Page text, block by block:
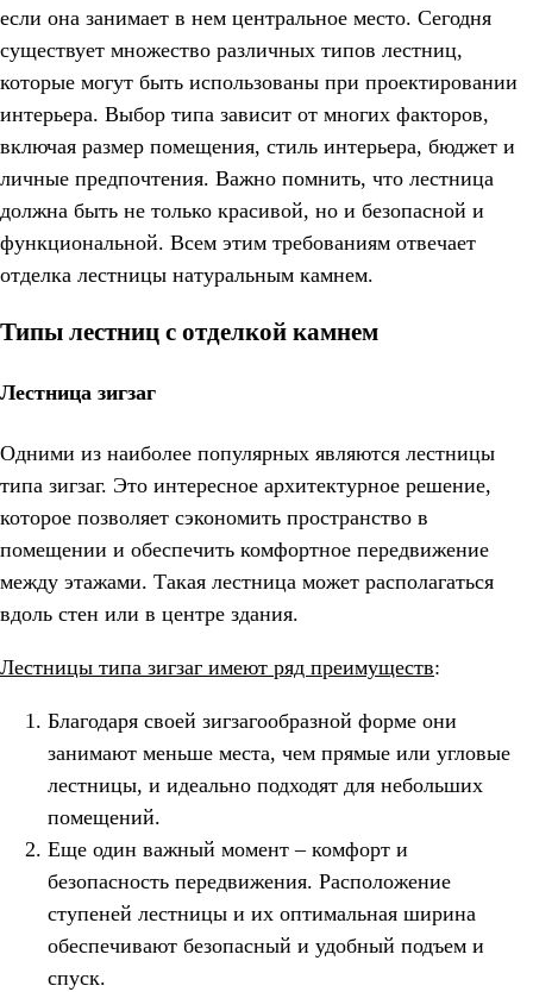
если она занимает в нем центральное место. Сегодня
существует множество различных типов лестниц,
которые могут быть использованы при проектировании
интерьера. Выбор типа зависит от многих факторов,
включая размер помещения, стиль интерьера, бюджет и
личные предпочтения. Важно помнить, что лестница
должна быть не только красивой, но и безопасной и
функциональной. Всем этим требованиям отвечает
отделка лестницы натуральным камнем.
Типы лестниц с отделкой камнем
Лестница зигзаг
Одними из наиболее популярных являются лестницы
типа зигзаг. Это интересное архитектурное решение,
которое позволяет сэкономить пространство в
помещении и обеспечить комфортное передвижение
между этажами. Такая лестница может располагаться
вдоль стен или в центре здания.
Лестницы типа зигзаг имеют ряд преимуществ:
Благодаря своей зигзагообразной форме они
занимают меньше места, чем прямые или угловые
лестницы, и идеально подходят для небольших
помещений.
Еще один важный момент – комфорт и
безопасность передвижения. Расположение
ступеней лестницы и их оптимальная ширина
обеспечивают безопасный и удобный подъем и
спуск.